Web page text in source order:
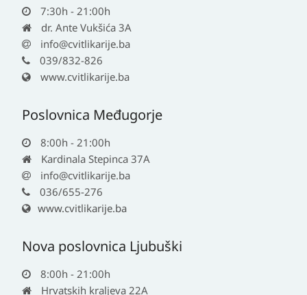
7:30h - 21:00h
dr. Ante Vukšića 3A
info@cvitlikarije.ba
039/832-826
www.cvitlikarije.ba
Poslovnica Međugorje
8:00h - 21:00h
Kardinala Stepinca 37A
info@cvitlikarije.ba
036/655-276
www.cvitlikarije.ba
Nova poslovnica Ljubuški
8:00h - 21:00h
Hrvatskih kraljeva 22A